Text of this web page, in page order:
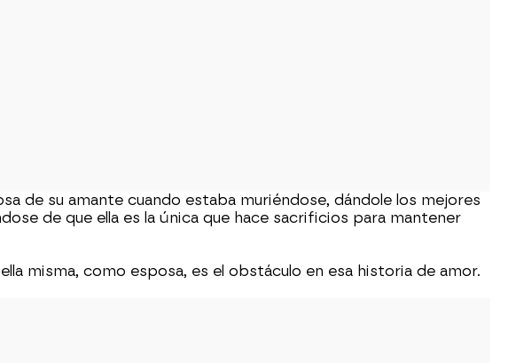
de su amante cuando estaba muriéndose, dándole los mejores
de que ella es la única que hace sacrificios para mantener
misma, como esposa, es el obstáculo en esa historia de amor.